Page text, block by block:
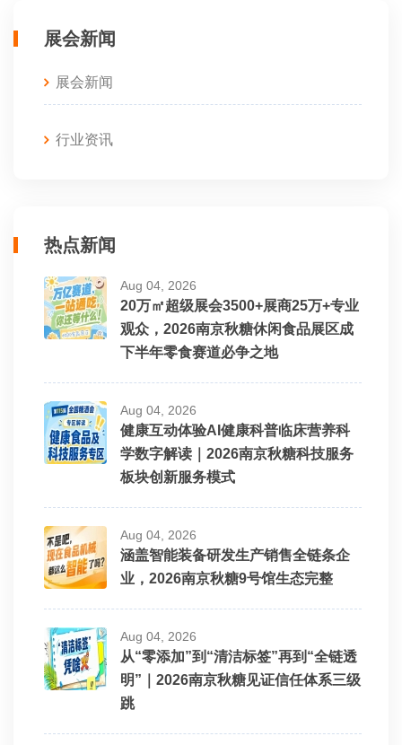
展会新闻
展会新闻
行业资讯
热点新闻
Aug 04, 2026
20万㎡超级展会3500+展商25万+专业
观众，2026南京秋糖休闲食品展区成
下半年零食赛道必争之地
Aug 04, 2026
健康互动体验AI健康科普临床营养科
学数字解读｜2026南京秋糖科技服务
板块创新服务模式
Aug 04, 2026
涵盖智能装备研发生产销售全链条企
业，2026南京秋糖9号馆生态完整
Aug 04, 2026
从“零添加”到“清洁标签”再到“全链透
明”｜2026南京秋糖见证信任体系三级
跳